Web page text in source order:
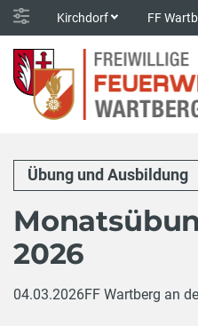
Kirchdorf FF
Übung und Ausbildung
2026
04.03.2026FF Wartberg an